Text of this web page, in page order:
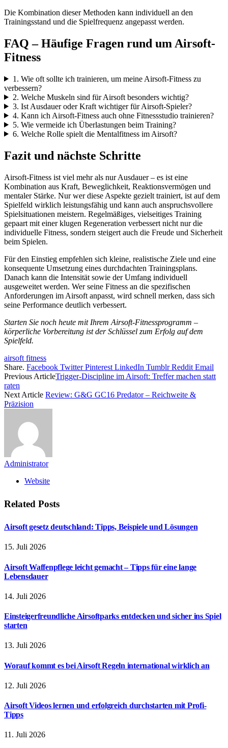
Die Kombination dieser Methoden kann individuell an den
Trainingsstand und die Spielfrequenz angepasst werden.
FAQ – Häufige Fragen rund um Airsoft-
Fitness
1. Wie oft sollte ich trainieren, um meine Airsoft-Fitness zu
verbessern?
2. Welche Muskeln sind für Airsoft besonders wichtig?
3. Ist Ausdauer oder Kraft wichtiger für Airsoft-Spieler?
4. Kann ich Airsoft-Fitness auch ohne Fitnessstudio trainieren?
5. Wie vermeide ich Überlastungen beim Training?
6. Welche Rolle spielt die Mentalfitness im Airsoft?
Fazit und nächste Schritte
Airsoft-Fitness ist viel mehr als nur Ausdauer – es ist eine
Kombination aus Kraft, Beweglichkeit, Reaktionsvermögen und
mentaler Stärke. Nur wer diese Aspekte gezielt trainiert, ist auf dem
Spielfeld wirklich leistungsfähig und kann auch anspruchsvollere
Spielsituationen meistern. Regelmäßiges, vielseitiges Training
gepaart mit einer klugen Regeneration verbessert nicht nur die
individuelle Fitness, sondern steigert auch die Freude und Sicherheit
beim Spielen.
Für den Einstieg empfehlen sich kleine, realistische Ziele und eine
konsequente Umsetzung eines durchdachten Trainingsplans.
Danach kann die Intensität sowie der Umfang individuell
ausgeweitet werden. Wer seine Fitness an die spezifischen
Anforderungen im Airsoft anpasst, wird schnell merken, dass sich
seine Performance deutlich verbessert.
Starten Sie noch heute mit Ihrem Airsoft-Fitnessprogramm –
körperliche Vorbereitung ist der Schlüssel zum Erfolg auf dem
Spielfeld.
airsoft fitness
Share. Facebook Twitter Pinterest LinkedIn Tumblr Reddit Email
Previous ArticleTrigger-Discipline im Airsoft: Treffer machen statt
raten
Next Article Review: G&G GC16 Predator – Reichweite &
Präzision
Administrator
Website
Related Posts
Airsoft gesetz deutschland: Tipps, Beispiele und Lösungen
15. Juli 2026
Airsoft Waffenpflege leicht gemacht – Tipps für eine lange
Lebensdauer
14. Juli 2026
Einsteigerfreundliche Airsoftparks entdecken und sicher ins Spiel
starten
13. Juli 2026
Worauf kommt es bei Airsoft Regeln international wirklich an
12. Juli 2026
Airsoft Videos lernen und erfolgreich durchstarten mit Profi-
Tipps
11. Juli 2026